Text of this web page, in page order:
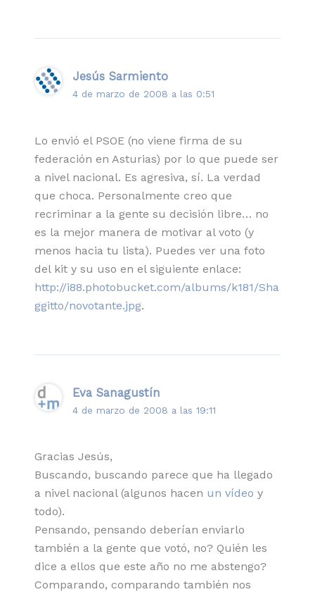
Jesús Sarmiento
4 de marzo de 2008 a las 0:51
Lo envió el PSOE (no viene firma de su
federación en Asturias) por lo que puede ser
a nivel nacional. Es agresiva, sí. La verdad
que choca. Personalmente creo que
recriminar a la gente su decisión libre… no
es la mejor manera de motivar al voto (y
menos hacia tu lista). Puedes ver una foto
del kit y su uso en el siguiente enlace:
http://i88.photobucket.com/albums/k181/Sha
ggitto/novotante.jpg.
Eva Sanagustín
4 de marzo de 2008 a las 19:11
Gracias Jesús,
Buscando, buscando parece que ha llegado
a nivel nacional (algunos hacen un vídeo y
todo).
Pensando, pensando deberían enviarlo
también a la gente que votó, no? Quién les
dice a ellos que este año no me abstengo?
Comparando, comparando también nos